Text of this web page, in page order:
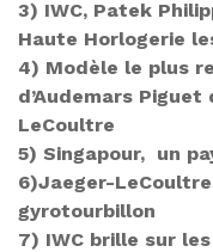
3) IWC, Patek
Haute Horlogerie
4) Modèle le plus
d’Audemars
LeCoultre
5) Singapour, un
6)Jaeger-
gyrotourbillon
7) IWC brille sur